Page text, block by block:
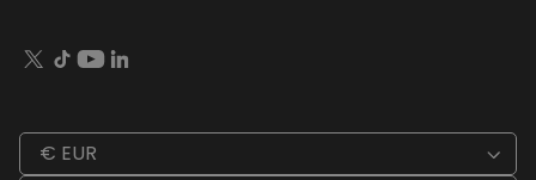
€ EUR